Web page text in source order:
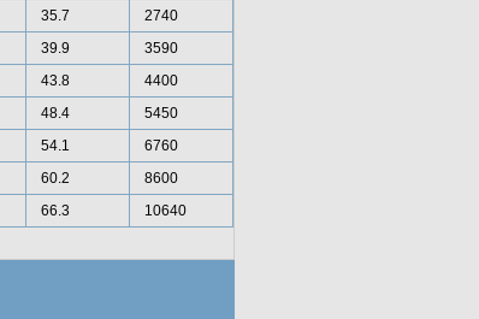
35.7
2740
39.9
3590
43.8
4400
48.4
5450
54.1
6760
60.2
8600
66.3 10640